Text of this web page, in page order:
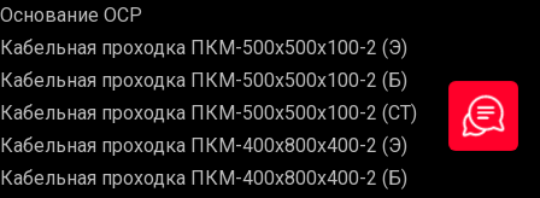
Основание ОСР
Кабельная проходка ПКМ-500х500х100-2 (Э)
Кабельная проходка ПКМ-500х500х100-2 (Б)
Кабельная проходка ПКМ-500х500х100-2 (СТ)
Кабельная проходка ПКМ-400х800х400-2 (Э)
Кабельная проходка ПКМ-400х800х400-2 (Б)